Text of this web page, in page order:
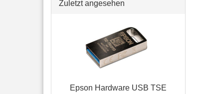
Zuletzt angesehen
Epson Hard­ware USB TSE